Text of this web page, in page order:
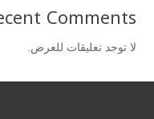
Comments
لا توجد تعليقات للعرض.